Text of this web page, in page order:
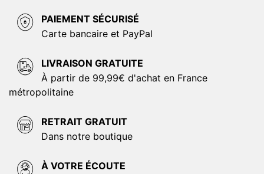
PAIEMENT SÉCURISÉ
Carte bancaire et PayPal
LIVRAISON GRATUITE
À partir de 99,99€ d'achat en France
métropolitaine
RETRAIT GRATUIT
Dans notre boutique
À VOTRE ÉCOUTE